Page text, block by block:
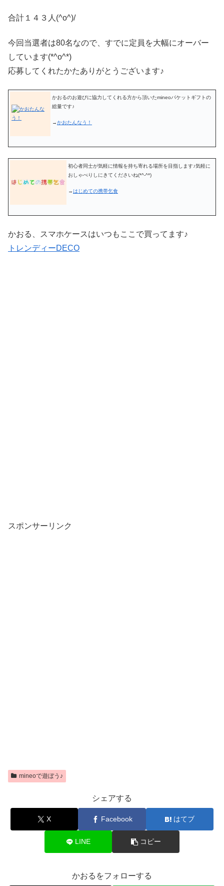
合計１４３人(^o^)/
今回当選者は80名なので、すでに定員を大幅にオーバー
しています(*^o^*)
応募してくれたかたありがとうございます♪
かおるのお遊びに協力してくれる方から頂いたmineoパケットギフトの
総量です♪
→かおたんなう！
初心者同士が気軽に情報を持ち寄れる場所を目指します♪気軽に
おしゃべりしにきてくださいね(*^-^*)
→はじめての携帯乞食
かおる、スマホケースはいつもここで買ってます♪
トレンディーDECO
スポンサーリンク
mineoで遊ぼう♪
シェアする
X Facebook はてブ
LINE コピー
かおるをフォローする